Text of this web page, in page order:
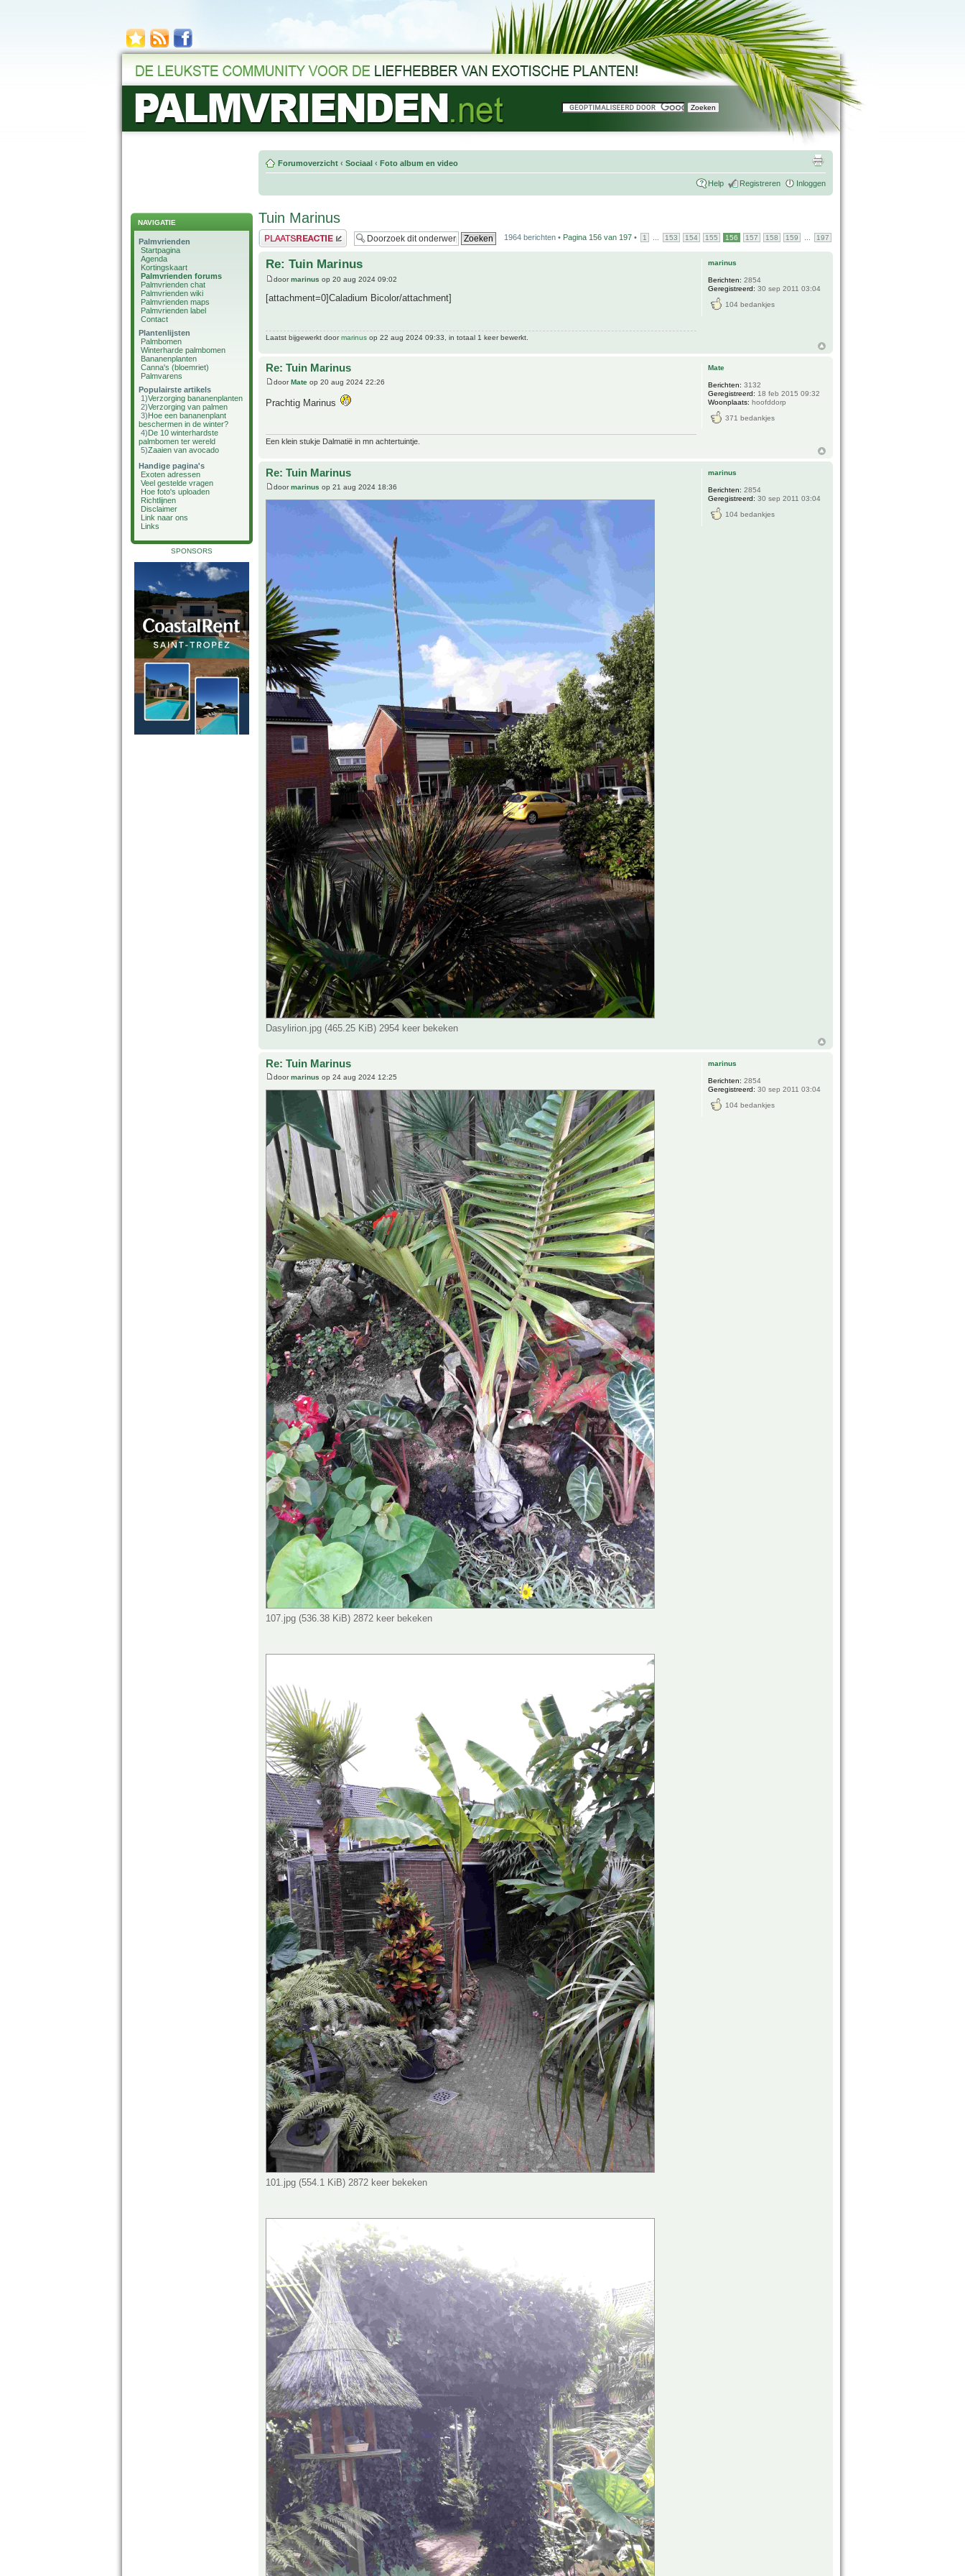
NAVIGATIE
Palmvrienden
Startpagina
Agenda
Kortingskaart
Palmvrienden forums
Palmvrienden chat
Palmvrienden wiki
Palmvrienden maps
Palmvrienden label
Contact
Plantenlijsten
Palmbomen
Winterharde palmbomen
Bananenplanten
Canna's (bloemriet)
Palmvarens
Populairste artikels
1)Verzorging bananenplanten
2)Verzorging van palmen
3)Hoe een bananenplant
beschermen in de winter?
4)De 10 winterhardste
palmbomen ter wereld
5)Zaaien van avocado
Handige pagina's
Exoten adressen
Veel gestelde vragen
Hoe foto's uploaden
Richtlijnen
Disclaimer
Link naar ons
Links
SPONSORS
Forumoverzicht ‹ Sociaal ‹ Foto album en video
Help Registreren Inloggen
Tuin Marinus
Plaats een reactie 1964 berichten • Pagina 156 van 197 • 1 153 154 155 156 157 158 159 197
Re: Tuin Marinus
doormarinus op 20 aug 2024 09:02
[attachment=0]Caladium Bicolor/attachment]
Laatst bijgewerkt doormarinus op 22 aug 2024 09:33, in totaal 1 keer bewerkt.
marinus
Berichten: 2854
Geregistreerd: 30 sep 2011 03:04
104 bedankjes
Re: Tuin Marinus
doorMate op 20 aug 2024 22:26
Prachtig Marinus
Een klein stukje Dalmatië in mn achtertuintje.
Mate
Berichten: 3132
Geregistreerd: 18 feb 2015 09:32
Woonplaats: hoofddorp
371 bedankjes
Re: Tuin Marinus
doormarinus op 21 aug 2024 18:36
Dasylirion.jpg (465.25 KiB) 2954 keer bekeken
marinus
Berichten: 2854
Geregistreerd: 30 sep 2011 03:04
104 bedankjes
Re: Tuin Marinus
doormarinus op 24 aug 2024 12:25
107.jpg (536.38 KiB) 2872 keer bekeken
101.jpg (554.1 KiB) 2872 keer bekeken
marinus
Berichten: 2854
Geregistreerd: 30 sep 2011 03:04
104 bedankjes